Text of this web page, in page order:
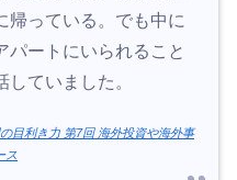
帰っている。でも中に
パートにいられること
ていました。
目利き力 第7回 海外投資や海外事
ス